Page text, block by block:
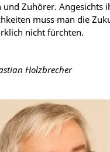
Zuhörer. Angesichts
muss man die
nicht fürchten.
Holzbrecher